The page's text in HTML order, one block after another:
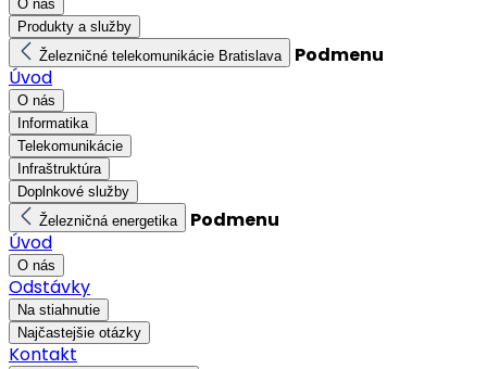
O nás
Produkty a služby
Železničné telekomunikácie Bratislava
Podmenu
Úvod
O nás
Informatika
Telekomunikácie
Infraštruktúra
Doplnkové služby
Železničná energetika
Podmenu
Úvod
O nás
Odstávky
Na stiahnutie
Najčastejšie otázky
Kontakt